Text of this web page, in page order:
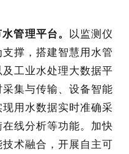
水管理平台。 以监测仪
撑，搭建智慧用水管
工业水处理大数据平
集与传输、设备智能
用水数据实时准确采
线分析等功能。加快
术融合，开展自主可